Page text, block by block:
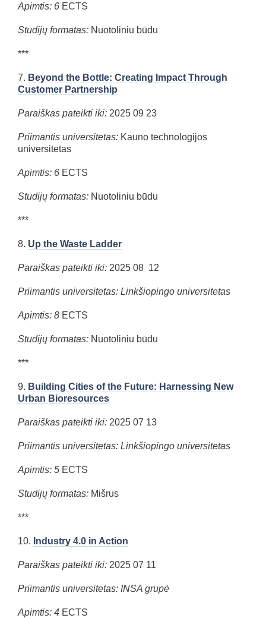
Apimtis: 6 ECTS
Studijų formatas: Nuotoliniu būdu
***
7. Beyond the Bottle: Creating Impact Through
Customer Partnership
Paraiškas pateikti iki: 2025 09 23
Priimantis universitetas: Kauno technologijos
universitetas
Apimtis: 6 ECTS
Studijų formatas: Nuotoliniu būdu
***
8. Up the Waste Ladder
Paraiškas pateikti iki: 2025 08 12
Priimantis universitetas: Linkšiopingo universitetas
Apimtis: 8 ECTS
Studijų formatas: Nuotoliniu būdu
***
9. Building Cities of the Future: Harnessing New
Urban Bioresources
Paraiškas pateikti iki: 2025 07 13
Priimantis universitetas: Linkšiopingo universitetas
Apimtis: 5 ECTS
Studijų formatas: Mišrus
***
10. Industry 4.0 in Action
Paraiškas pateikti iki: 2025 07 11
Priimantis universitetas: INSA grupė
Apimtis: 4 ECTS